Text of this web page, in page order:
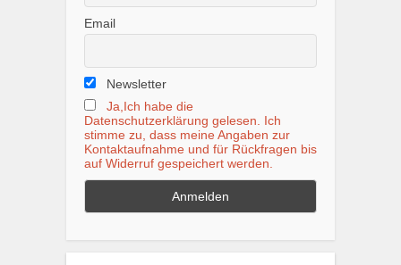
Email
Newsletter
Ja,Ich habe die
Datenschutzerklärung gelesen. Ich
stimme zu, dass meine Angaben zur
Kontaktaufnahme und für Rückfragen bis
auf Widerruf gespeichert werden.